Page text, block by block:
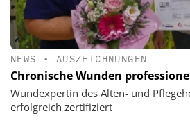
NEWS • AUSZEICHNUNGEN
Chronische Wunden
Wundexpertin des Alten- und
erfolgreich zertifiziert